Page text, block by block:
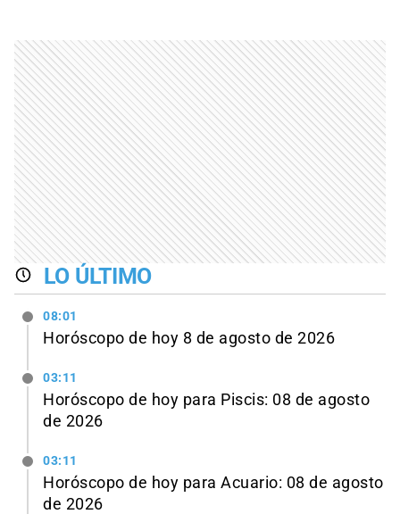
LO ÚLTIMO
08:01
Horóscopo de hoy 8 de agosto de 2026
03:11
Horóscopo de hoy para Piscis: 08 de agosto
de 2026
03:11
Horóscopo de hoy para Acuario: 08 de agosto
de 2026